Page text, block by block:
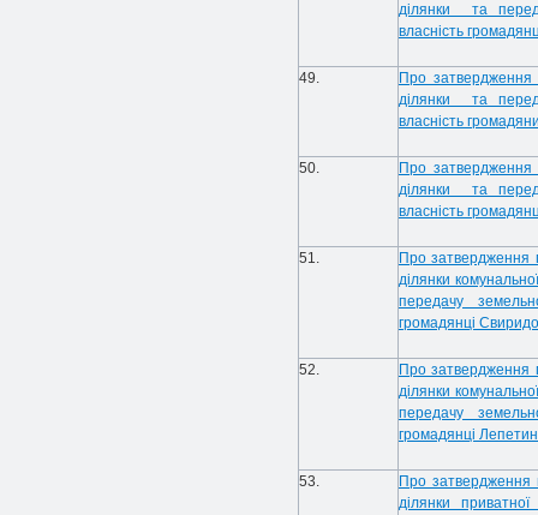
ділянки та
власність
49.
Про затвердження
ділянки та
власність
50.
Про затвердження
ділянки та
власність
51.
Про затвердження
ділянки
передачу
громадянці
52.
Про затвердження
ділянки
передачу
громадянці
53.
Про затвердження
ділянки